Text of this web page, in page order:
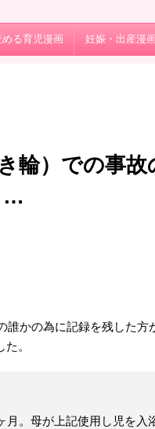
る育児漫画 妊娠・出産漫
輪）での事故
…
かの為に記録を残した方
。
。母が上記使用し児を入